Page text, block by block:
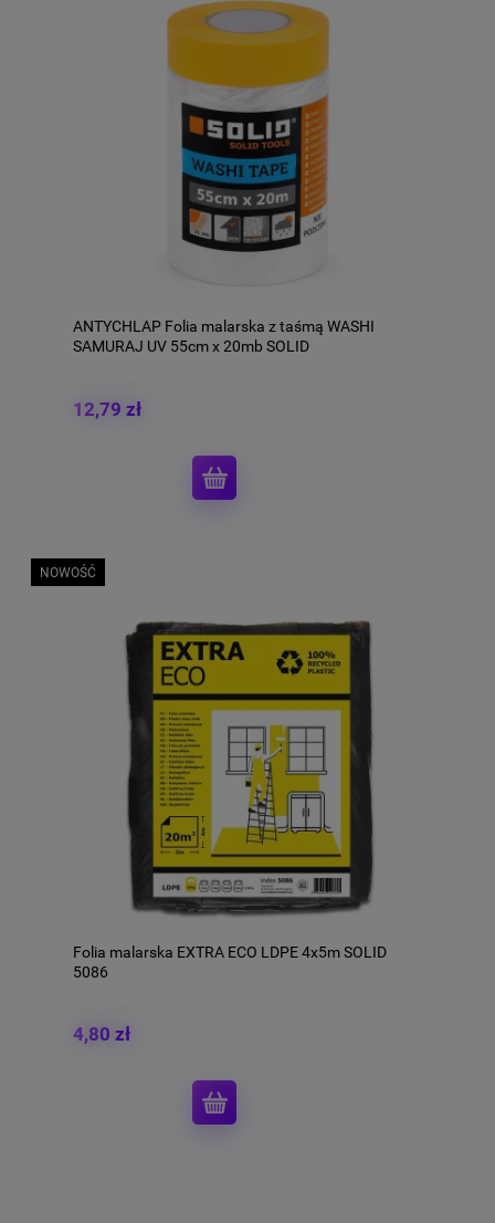
ANTYCHLAP Folia malarska z taśmą WASHI
SAMURAJ UV 55cm x 20mb SOLID
12,79 zł
Folia malarska EXTRA ECO LDPE 4x5m SOLID
5086
4,80 zł
NOWOŚĆ